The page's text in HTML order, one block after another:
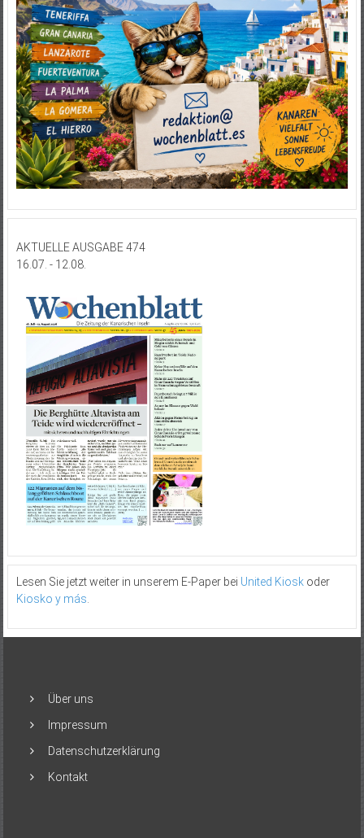
AKTUELLE AUSGABE 474
16.07. - 12.08.
Lesen Sie jetzt weiter in unserem E-Paper bei United Kioskoder
Kiosko y más.
Über uns
Impressum
Datenschutzerklärung
Kontakt